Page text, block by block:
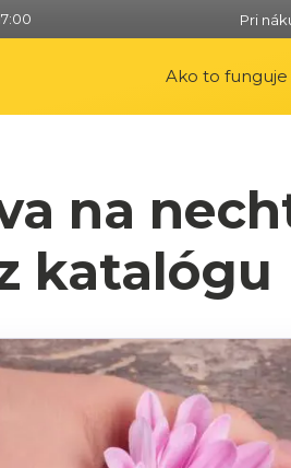
Pri
Ako to funguje
na
katalógu